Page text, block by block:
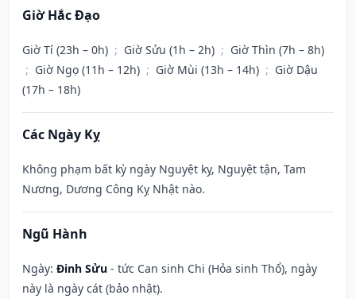
Giờ Hắc Đạo
Giờ Tí (23h – 0h) ; Giờ Sửu (1h – 2h) ; Giờ Thìn (7h – 8h)
; Giờ Ngọ (11h – 12h) ; Giờ Mùi (13h – 14h) ; Giờ Dậu
(17h – 18h)
Các Ngày Kỵ
Không phạm bất kỳ ngày Nguyệt kỵ, Nguyệt tận, Tam
Nương, Dương Công Kỵ Nhật nào.
Ngũ Hành
Ngày: Đinh Sửu - tức Can sinh Chi (Hỏa sinh Thổ), ngày
này là ngày cát (bảo nhật).